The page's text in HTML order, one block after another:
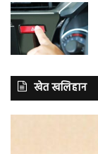
खेत खलिहान